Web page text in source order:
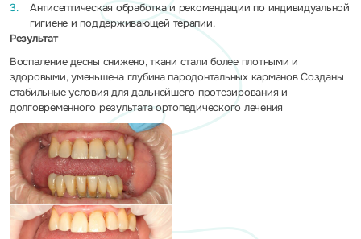
Антисептическая обработка и рекомендации по индивидуальной
гигиене и поддерживающей терапии.
Результат
Воспаление десны снижено, ткани стали более плотными и
здоровыми, уменьшена глубина пародонтальных карманов Созданы
стабильные условия для дальнейшего протезирования и
долговременного результата ортопедического лечения